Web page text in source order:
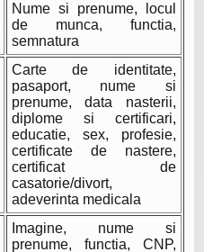
Nume si prenume, locul
de munca, functia,
semnatura
Carte de identitate,
pasaport, nume si
prenume, data nasterii,
diplome si certificari,
educatie, sex, profesie,
certificate de nastere,
certificat de
casatorie/divort,
adeverinta medicala
Imagine, nume si
prenume, functia, CNP,